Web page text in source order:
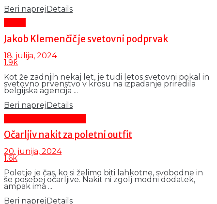
Beri naprejDetails
Jakob Klemenčič je svetovni podprvak
18. julija, 2024
1.9k
Kot že zadnjih nekaj let, je tudi letos svetovni pokal in
svetovno prvenstvo v krosu na izpadanje priredila
belgijska agencija ...
Beri naprejDetails
Očarljiv nakit za poletni outfit
20. junija, 2024
1.6k
Poletje je čas, ko si želimo biti lahkotne, svobodne in
še posebej očarljive. Nakit ni zgolj modni dodatek,
ampak ima ...
Beri naprejDetails